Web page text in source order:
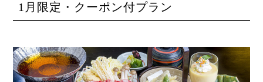
1月限定・クーポン付プラン